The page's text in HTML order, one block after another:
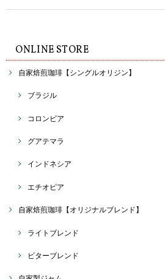
ONLINE STORE
自家焙煎珈琲【シングルオリジン】
ブラジル
コロンビア
グアテマラ
インドネシア
エチオピア
自家焙煎珈琲【オリジナルブレンド】
ライトブレンド
ビターブレンド